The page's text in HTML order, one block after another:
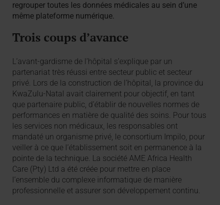
regrouper toutes les données médicales au sein d’une
même plateforme numérique.
Trois coups d’avance
L’avant-gardisme de l’hôpital s’explique par un
partenariat très réussi entre secteur public et secteur
privé. Lors de la construction de l’hôpital, la province du
KwaZulu-Natal avait clairement pour objectif, en tant
que partenaire public, d’établir de nouvelles normes de
performances en matière de qualité des soins. Pour tous
les services non médicaux, les responsables ont
mandaté un organisme privé, le consortium Impilo, pour
veiller à ce que l’établissement soit en permanence à la
pointe de la technique. La société AME Africa Health
Care (Pty) Ltd a été créée pour mettre en place
l’ensemble du complexe informatique de manière
professionnelle et assurer son développement continu.